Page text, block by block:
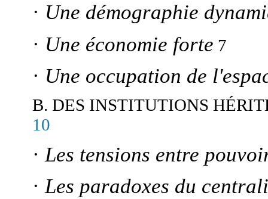
· Une démographie
· Une économie forte 7
· Une occupation de
B. DES INSTITUTIONS
10
· Les tensions entre
· Les paradoxes du